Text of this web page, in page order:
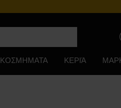
Πρόγραμμα
ΚΟΣΜΗΜΑΤΑ ΚΕΡΙΆ